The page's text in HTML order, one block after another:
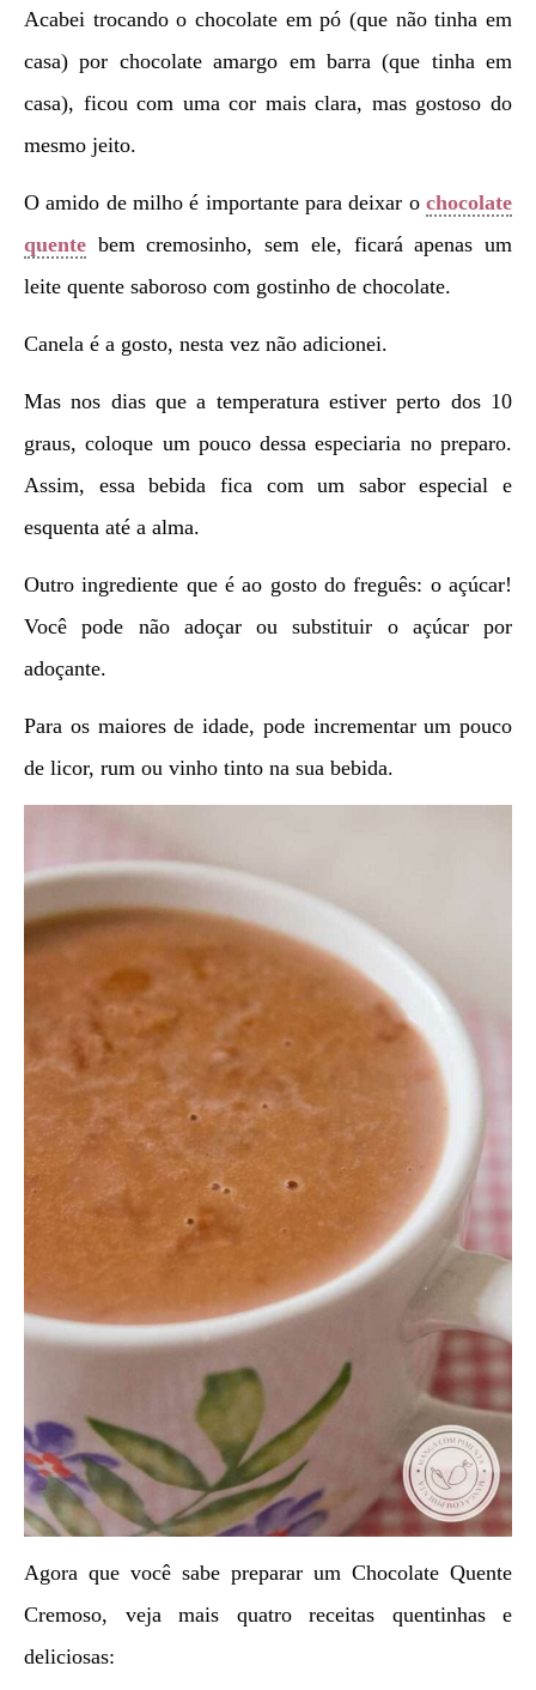
Acabei trocando o chocolate em pó (que não tinha em
casa) por chocolate amargo em barra (que tinha em
casa), ficou com uma cor mais clara, mas gostoso do
mesmo jeito.
O amido de milho é importante para deixar o chocolate
quente bem cremosinho, sem ele, ficará apenas um
leite quente saboroso com gostinho de chocolate.
Canela é a gosto, nesta vez não adicionei.
Mas nos dias que a temperatura estiver perto dos 10
graus, coloque um pouco dessa especiaria no preparo.
Assim, essa bebida fica com um sabor especial e
esquenta até a alma.
Outro ingrediente que é ao gosto do freguês: o açúcar!
Você pode não adoçar ou substituir o açúcar por
adoçante.
Para os maiores de idade, pode incrementar um pouco
de licor, rum ou vinho tinto na sua bebida.
Agora que você sabe preparar um Chocolate Quente
Cremoso, veja mais quatro receitas quentinhas e
deliciosas: